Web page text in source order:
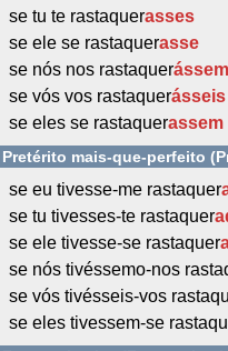
se tu te rastaquerasses
se ele se rastaquerasse
se nós nos rastaquer
se vós vos rastaquerásseis
se eles se rastaquerassem
Pretérito mais-que-perfeito
se eu tivesse-me rastaquer
se tu tivesses-te rastaquer
se ele tivesse-se rastaquer
se nós tivéssemo-nos
se vós tivésseis-vos
se eles tivessem-se